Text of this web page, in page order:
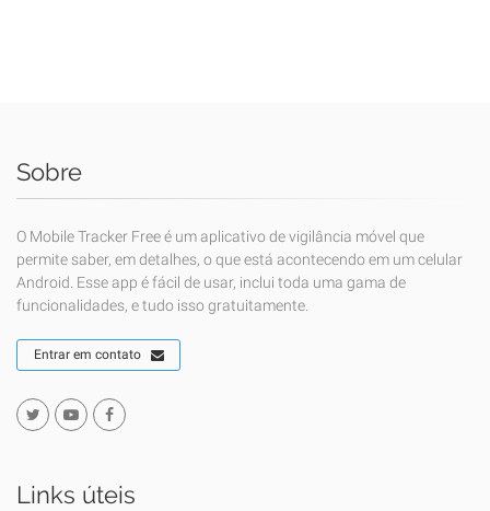
Sobre
O Mobile Tracker Free é um aplicativo de vigilância móvel que
permite saber, em detalhes, o que está acontecendo em um celular
Android. Esse app é fácil de usar, inclui toda uma gama de
funcionalidades, e tudo isso gratuitamente.
Entrar em contato
Links úteis